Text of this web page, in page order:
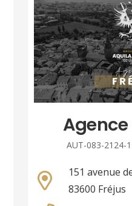
Agence
AUT-083-2124-
151 avenue
83600 Fréjus